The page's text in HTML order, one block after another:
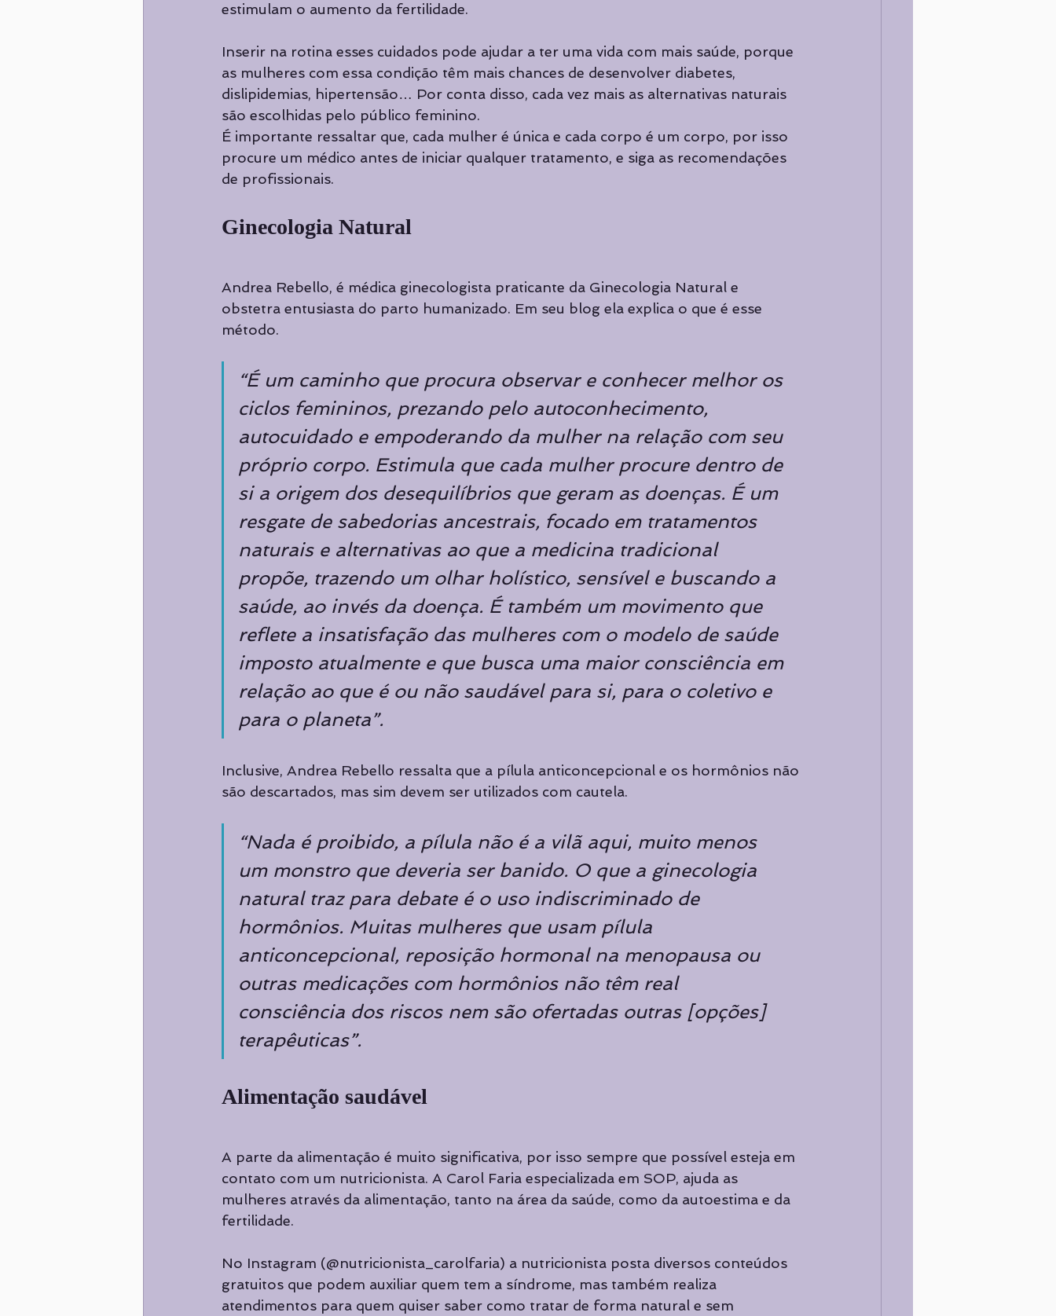
estimulam o aumento da fertilidade.
Inserir na rotina esses cuidados pode ajudar a ter uma vida com mais saúde, porque
as mulheres com essa condição têm mais chances de desenvolver diabetes,
dislipidemias, hipertensão… Por conta disso, cada vez mais as alternativas naturais
são escolhidas pelo público feminino.
É importante ressaltar que, cada mulher é única e cada corpo é um corpo, por isso
procure um médico antes de iniciar qualquer tratamento, e siga as recomendações
de profissionais.
Ginecologia Natural
Andrea Rebello, é médica ginecologista praticante da Ginecologia Natural e
obstetra entusiasta do parto humanizado. Em seu blog ela explica o que é esse
método.
“É um caminho que procura observar e conhecer melhor os
ciclos femininos, prezando pelo autoconhecimento,
autocuidado e empoderando da mulher na relação com seu
próprio corpo. Estimula que cada mulher procure dentro de
si a origem dos desequilíbrios que geram as doenças. É um
resgate de sabedorias ancestrais, focado em tratamentos
naturais e alternativas ao que a medicina tradicional
propõe, trazendo um olhar holístico, sensível e buscando a
saúde, ao invés da doença. É também um movimento que
reflete a insatisfação das mulheres com o modelo de saúde
imposto atualmente e que busca uma maior consciência em
relação ao que é ou não saudável para si, para o coletivo e
para o planeta”.
Inclusive, Andrea Rebello ressalta que a pílula anticoncepcional e os hormônios não
são descartados, mas sim devem ser utilizados com cautela.
“Nada é proibido, a pílula não é a vilã aqui, muito menos
um monstro que deveria ser banido. O que a ginecologia
natural traz para debate é o uso indiscriminado de
hormônios. Muitas mulheres que usam pílula
anticoncepcional, reposição hormonal na menopausa ou
outras medicações com hormônios não têm real
consciência dos riscos nem são ofertadas outras [opções]
terapêuticas”.
Alimentação saudável
A parte da alimentação é muito significativa, por isso sempre que possível esteja em
contato com um nutricionista. A Carol Faria especializada em SOP, ajuda as
mulheres através da alimentação, tanto na área da saúde, como da autoestima e da
fertilidade.
No Instagram (@nutricionista_carolfaria) a nutricionista posta diversos conteúdos
gratuitos que podem auxiliar quem tem a síndrome, mas também realiza
atendimentos para quem quiser saber como tratar de forma natural e sem